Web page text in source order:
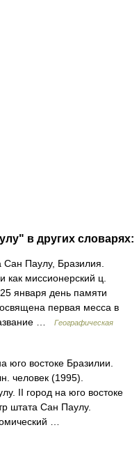
в других словарях:
Паулу, Бразилия.
как миссионерский ц.
января день памяти
первая месса в
…
Географическая
востоке Бразилии.
человек (1995).
II город на юго востоке
штата Сан Паулу.
…